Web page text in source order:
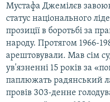
Мустафа Джемілєв
статус національного
прозиції в боротьбі за
народу. Протягом 1966-
арештовували. Мав сім
ув'язненні 15 років за
паплюжать радянський
провів 303-денне